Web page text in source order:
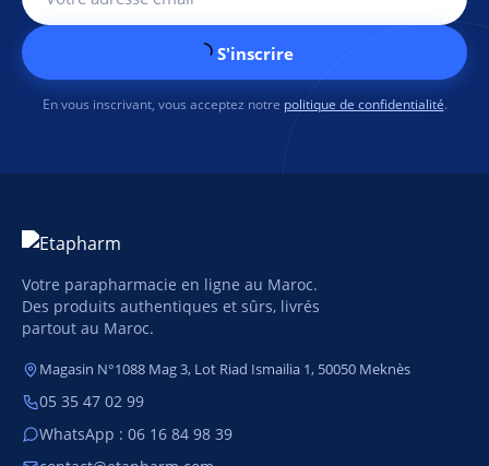
S'inscrire
En vous inscrivant, vous acceptez notre politique de confidentialité.
Votre parapharmacie en ligne au Maroc.
Des produits authentiques et sûrs, livrés
partout au Maroc.
Magasin N°1088 Mag 3, Lot Riad Ismailia 1, 50050 Meknès
05 35 47 02 99
WhatsApp : 06 16 84 98 39